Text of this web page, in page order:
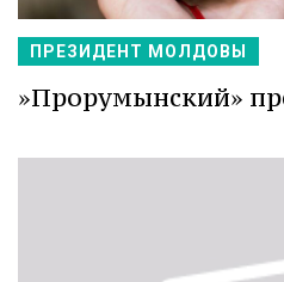
ПРЕЗИДЕНТ МОЛДОВЫ
»Прорумынский»